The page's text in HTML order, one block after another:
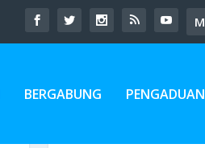
BERGABUNG PENGADUAN